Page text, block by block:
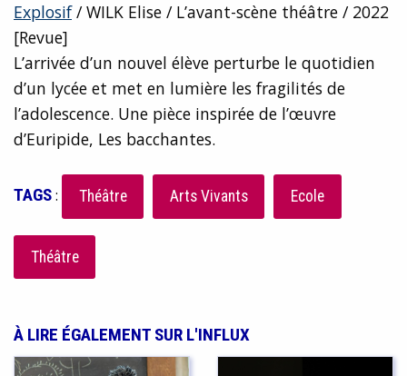
Explosif/ WILK Elise / L’avant-scène théâtre / 2022
[Revue]
L’arrivée d’un nouvel élève perturbe le quotidien
d’un lycée et met en lumière les fragilités de
l’adolescence. Une pièce inspirée de l’œuvre
d’Euripide, Les bacchantes.
TAGS: Théâtre Arts Vivants Ecole
Théâtre
À LIRE ÉGALEMENT SUR L'INFLUX